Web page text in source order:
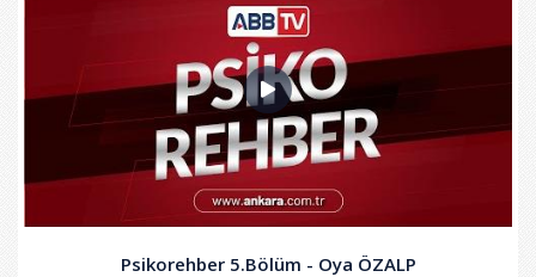
Psikorehber 5.Bölüm - Oya ÖZALP